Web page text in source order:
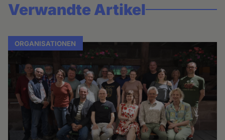
Verwandte Artikel
ORGANISATIONEN